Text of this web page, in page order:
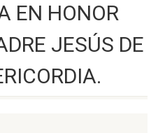
EN HONOR
JESÚS DE